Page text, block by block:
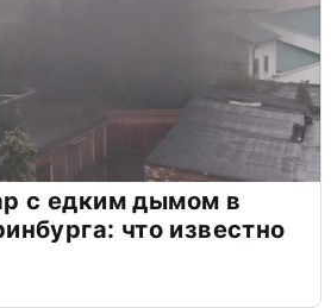
с едким дымом в
что известно